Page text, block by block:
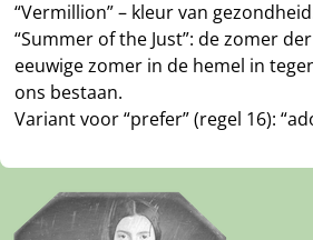
“Vermillion” – kleur van
“Summer of the Just”: de zomer
eeuwige zomer in de hemel in
ons bestaan.
Variant voor “prefer” (regel 16):